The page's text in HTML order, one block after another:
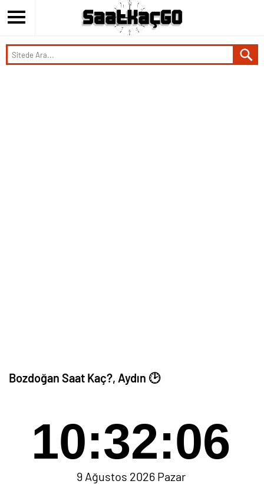
Bozdoğan Saat Kaç?, Aydın 🕑
10:32:06
9 Ağustos 2026 Pazar